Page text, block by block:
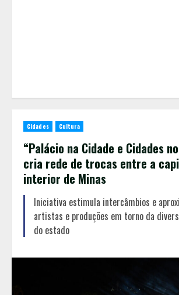
Cidades Cultura
“Palácio na Cidade e Cidades
cria rede de trocas entre a
interior de Minas
Iniciativa estimula intercâmbios e
artistas e produções em torno da
do estado